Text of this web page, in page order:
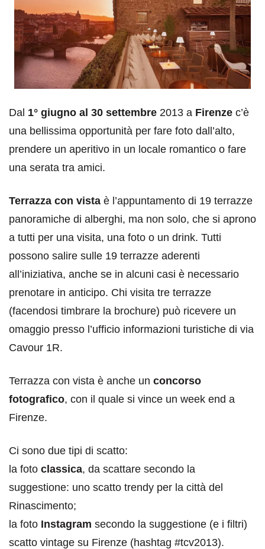
Dal 1° giugno al 30 settembre 2013 a Firenze c’è
una bellissima opportunità per fare foto dall’alto,
prendere un aperitivo in un locale romantico o fare
una serata tra amici.
Terrazza con vista è l’appuntamento di 19 terrazze
panoramiche di alberghi, ma non solo, che si aprono
a tutti per una visita, una foto o un drink. Tutti
possono salire sulle 19 terrazze aderenti
all’iniziativa, anche se in alcuni casi è necessario
prenotare in anticipo. Chi visita tre terrazze
(facendosi timbrare la brochure) può ricevere un
omaggio presso l’ufficio informazioni turistiche di via
Cavour 1R.
Terrazza con vista è anche un concorso
fotografico, con il quale si vince un week end a
Firenze.
Ci sono due tipi di scatto:
la foto classica, da scattare secondo la
suggestione: uno scatto trendy per la città del
Rinascimento;
la foto Instagram secondo la suggestione (e i filtri)
scatto vintage su Firenze (hashtag #tcv2013).